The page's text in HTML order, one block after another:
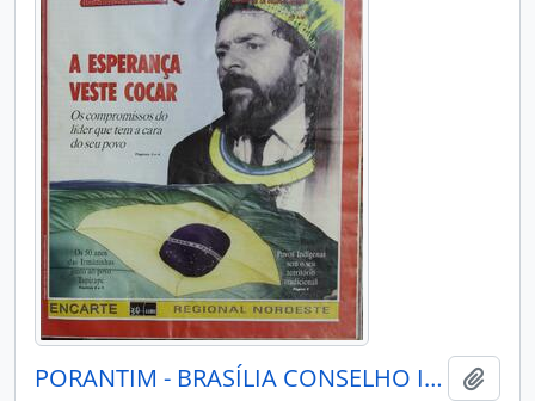
PORANTIM - BRASÍLIA CONSELHO INDIGENISTA MISSIONÁRIO - 2002 - Nº250